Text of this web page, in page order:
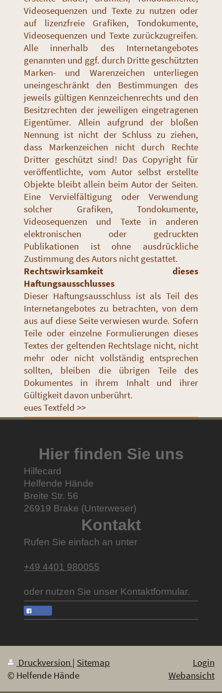
Videosequenzen und Texte zu nutzen oder
auf lizenzfreie Grafiken, Tondokumente,
Videosequenzen und Texte zurückzugreifen.
Alle innerhalb des Internetangebotes
genannten und ggf. durch Dritte geschützten
Marken- und Warenzeichen unterliegen
uneingeschränkt den Bestimmungen des
jeweils gültigen Kennzeichenrechts und den
Besitzrechten der jeweiligen eingetragenen
Eigentümer. Allein aufgrund der bloßen
Nennung ist nicht der Schluss zu ziehen,
dass Markenzeichen nicht durch Rechte
Dritter geschützt sind! Das Copyright für
veröffentlichte, vom Autor selbst erstellte
Objekte bleibt allein beim Autor der Seiten.
Eine Vervielfältigung oder Verwendung
solcher Grafiken, Tondokumente,
Videosequenzen und Texte in anderen
elektronischen oder gedruckten
Publikationen ist ohne ausdrückliche
Zustimmung des Autors nicht gestattet.
Rechtswirksamkeit dieses
Haftungsausschlusses
Dieser Haftungsausschluss ist als Teil des
Internetangebotes zu betrachten, von dem
aus auf diese Seite verwiesen wurde. Sofern
Teile oder einzelne Formulierungen dieses
Textes der geltenden Rechtslage nicht, nicht
mehr oder nicht vollständig entsprechen
sollten, bleiben die übrigen Teile des
Dokumentes in ihrem Inhalt und ihrer
Gültigkeit davon unberührt.
eues Textfeld >>
Hier finden Sie uns
Hilfecard
Helfende Hände
Breite Str. 56
26919 Brake (Unterweser)
Kontakt
Rufen Sie einfach an unter
+49 4401 980055
oder nutzen Sie unser Kontaktformular.
Teilen
Druckversion | Sitemap
© Helfende Hände
Login
Webansicht